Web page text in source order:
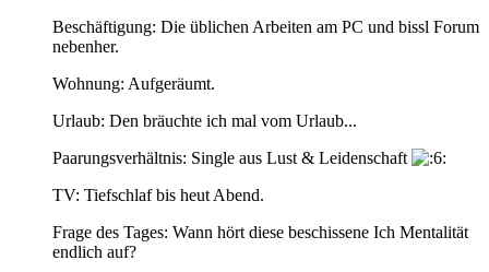
Beschäftigung: Die üblichen Arbeiten am PC und bissl Forum
nebenher.
Wohnung: Aufgeräumt.
Urlaub: Den bräuchte ich mal vom Urlaub...
Paarungsverhältnis: Single aus Lust & Leidenschaft
TV: Tiefschlaf bis heut Abend.
Frage des Tages: Wann hört diese beschissene Ich Mentalität
endlich auf?